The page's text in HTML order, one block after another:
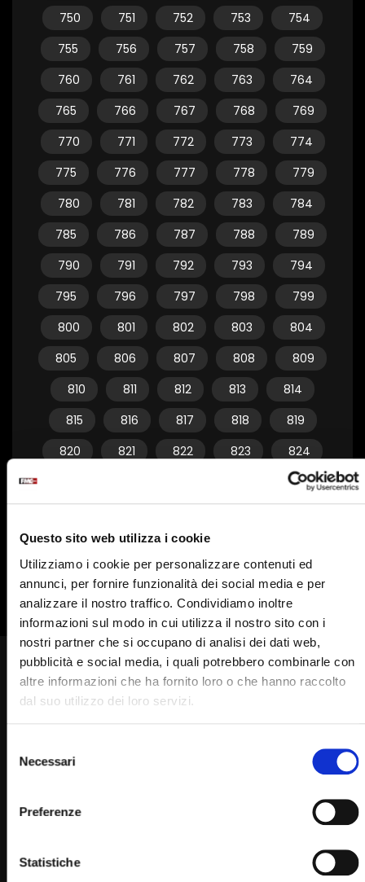
Questo sito web utilizza i cookie
Utilizziamo i cookie per personalizzare contenuti ed
annunci, per fornire funzionalità dei social media e per
analizzare il nostro traffico. Condividiamo inoltre
informazioni sul modo in cui utilizza il nostro sito con i
nostri partner che si occupano di analisi dei dati web,
pubblicità e social media, i quali potrebbero combinarle con
altre informazioni che ha fornito loro o che hanno raccolto
dal suo utilizzo dei loro servizi.
delNecessari
Preferenze
Statistiche
750
751 752 753
754
755
756 757 758
759
760
761 762 763
764
765
766 767 768
769
770
771 772 773
774
775
776 777 778
779
780
781 782 783
784
785
786 787 788
789
790
791 792 793
794
795
796 797 798
799
800
801 802 803
804
805
806 807 808
809
810
811 812 813
814
815
816 817 818
819
820
821 822 823
824
829
835
836 837
840
841 842
Padre Pio accanto al letto di
morte un sogno e un segno
SIMONA MARMORINO
251
https://www.padrepio.it/